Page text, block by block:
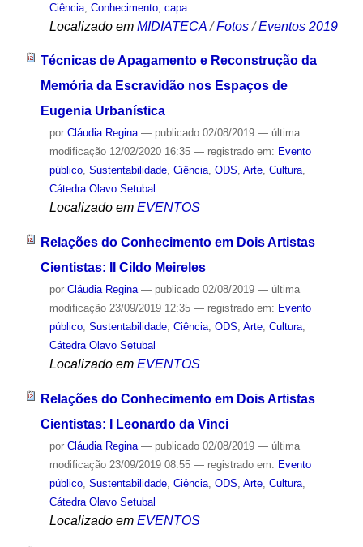
Ciência, Conhecimento, capa
Localizado em MIDIATECA /Fotos /Eventos 2019
Técnicas de Apagamento e Reconstrução da
Memória da Escravidão nos Espaços de
Eugenia Urbanística
por Cláudia Regina — publicado02/08/2019 — última
modificação12/02/2020 16:35 — registrado em: Evento
público, Sustentabilidade, Ciência, ODS, Arte, Cultura,
Cátedra Olavo Setubal
Localizado em EVENTOS
Relações do Conhecimento em Dois Artistas
Cientistas: II Cildo Meireles
por Cláudia Regina — publicado02/08/2019 — última
modificação23/09/2019 12:35 — registrado em: Evento
público, Sustentabilidade, Ciência, ODS, Arte, Cultura,
Cátedra Olavo Setubal
Localizado em EVENTOS
Relações do Conhecimento em Dois Artistas
Cientistas: I Leonardo da Vinci
por Cláudia Regina — publicado02/08/2019 — última
modificação23/09/2019 08:55 — registrado em: Evento
público, Sustentabilidade, Ciência, ODS Arte, Cultura,
Cátedra Olavo Setubal
Localizado em EVENTOS